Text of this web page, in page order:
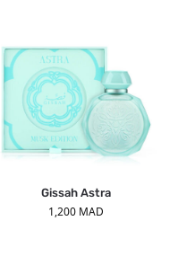
Gissah Astra
1,200 MAD